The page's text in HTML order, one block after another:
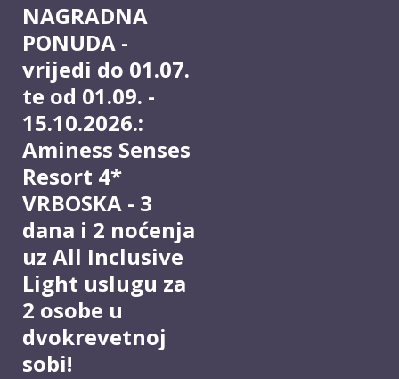
NAGRADNA
PONUDA -
vrijedi do 01.07.
te od 01.09. -
15.10.2026.:
Aminess Senses
Resort 4*
VRBOSKA - 3
dana i 2 noćenja
uz All Inclusive
Light uslugu za
2 osobe u
dvokrevetnoj
sobi!